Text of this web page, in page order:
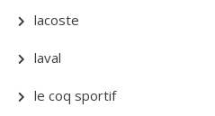
lacoste
laval
le coq sportif